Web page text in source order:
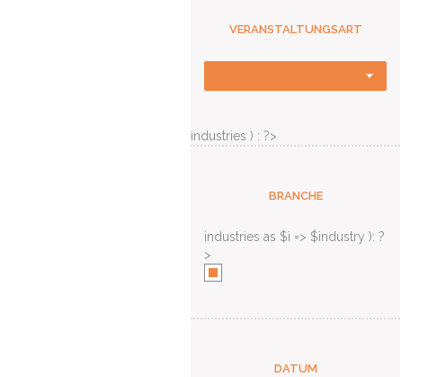
VERANSTALTUNGSART
industries ) : ?>
BRANCHE
industries as $i => $industry ): ?
>
DATUM